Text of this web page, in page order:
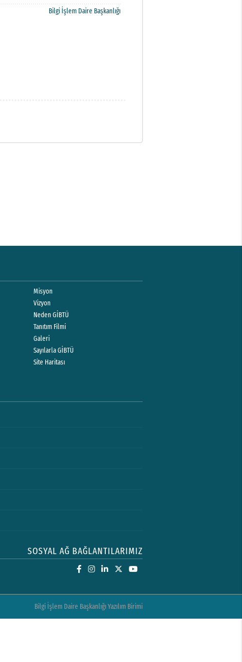
Bilgi İşlem Daire Başkanlığı
Misyon
Vizyon
Neden GİBTÜ
Tanıtım Filmi
Galeri
Sayılarla GİBTÜ
Site Haritası
SOSYAL AĞ BAĞLANTILARIMIZ
Bilgi İşlem Daire Başkanlığı Yazılım Birimi